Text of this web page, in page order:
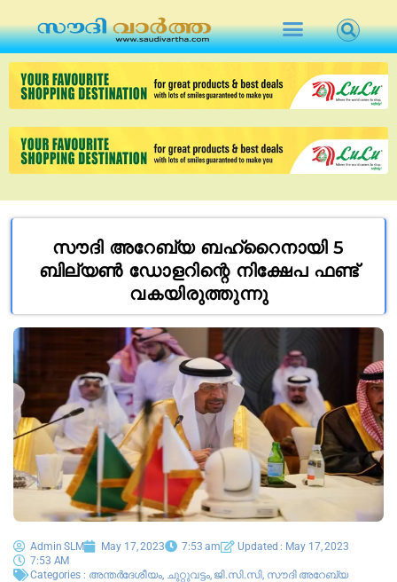
സൗദി അറേബ്യ ബഹ്‌റൈനായി 5
ബില്യൺ ഡോളറിന്റെ നിക്ഷേപ ഫണ്ട്
വകയിരുത്തുന്നു
Admin SLM May 17, 2023 7:53 am
Updated : May 17, 2023
7:53 AM
Categories : അന്തർദേശീയം ചുറ്റുവട്ടം, ജി.സി.സി, സൗദി അറേബ്യ